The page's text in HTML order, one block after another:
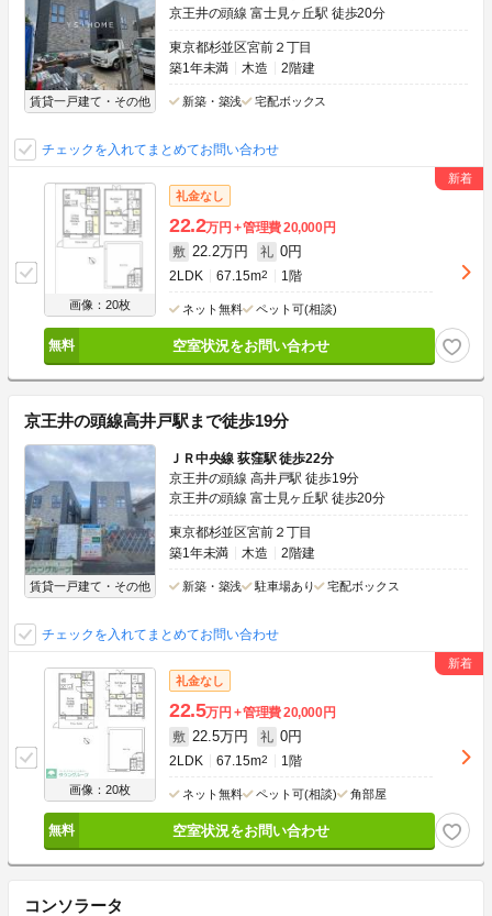
賃貸一戸建て・その他
京王井の頭線 富士見ヶ丘駅 徒歩20分
東京都杉並区宮前２丁目
築1年未満
木造 2階建
新築・築浅 宅配ボックス
チェックを入れてまとめてお問い合わせ
画像：20枚
礼金なし
22.2万円 管理費20,000円
敷 22.2万円 礼 0円
2LDK 67.15m2 1階
ネット無料 ペット可(相談)
空室状況をお問い合わせ
京王井の頭線高井戸駅まで徒歩19分
賃貸一戸建て・その他
ＪＲ中央線 荻窪駅 徒歩22分
京王井の頭線 高井戸駅 徒歩19分
京王井の頭線 富士見ヶ丘駅 徒歩20分
東京都杉並区宮前２丁目
築1年未満
木造 2階建
新築・築浅 駐車場あり 宅配ボックス
チェックを入れてまとめてお問い合わせ
画像：20枚
礼金なし
22.5万円 管理費20,000円
敷 22.5万円 礼 0円
2LDK 67.15m2 1階
ネット無料 ペット可(相談) 角部屋
空室状況をお問い合わせ
コンソラータ